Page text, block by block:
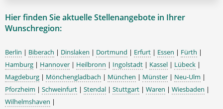
Hier finden Sie aktuelle Stellenangebote in Ihrer
Wunschregion:
Berlin | Biberach | Dinslaken | Dortmund | Erfurt | Essen | Fürth |
Hamburg | Hannover | Heilbronn | Ingolstadt | Kassel | Lübeck |
Magdeburg | Mönchengladbach | München | Münster | Neu-Ulm |
Pforzheim | Schweinfurt | Stendal | Stuttgart | Waren | Wiesbaden |
Wilhelmshaven |